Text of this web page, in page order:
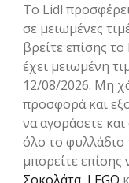
Το Lidl
σε μειωμένες
βρείτε επίσης
έχει μειωμένη
12/08/2026. Μη
προσφορά και
να αγοράσετε
όλο το φυλλάδιο
μπορείτε επίσης